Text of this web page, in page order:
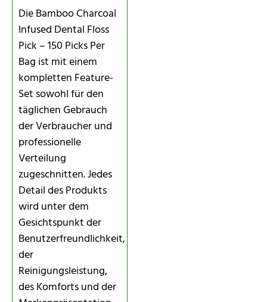
Die Bamboo Charcoal
Infused Dental Floss
Pick – 150 Picks Per
Bag ist mit einem
kompletten Feature-
Set sowohl für den
täglichen Gebrauch
der Verbraucher und
professionelle
Verteilung
zugeschnitten. Jedes
Detail des Produkts
wird unter dem
Gesichtspunkt der
Benutzerfreundlichkeit,
der
Reinigungsleistung,
des Komforts und der